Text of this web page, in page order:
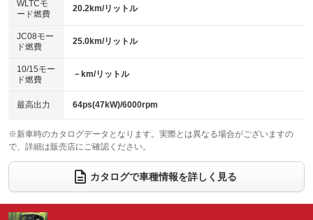
：装備なし
電動格納ミラー
：装備あり
エアロ
：装備なし
ローダウン
：装備なし
ベンチシート
：装備あり
チップアップシート
：装備なし
電動格納サードシート
：装備なし シートヒーター
：装備あり
ウォークスルー
電動リアゲート フロントカメラ
：装備なし
シートエアコン
：装備なし 全周囲カメラ
：装備なし
WLTCモ
ード燃費
20.2km/リットル
JC08モー
ド燃費
25.0km/リットル
10/15モー
ド燃費
－km/リットル
最高出力 64ps(47kW)/6000rpm
※新車時のカタログデータとなります。実際とは異なる場合がございますの
で、詳細は販売店にご確認ください。
カタログで車種情報を詳しく見る